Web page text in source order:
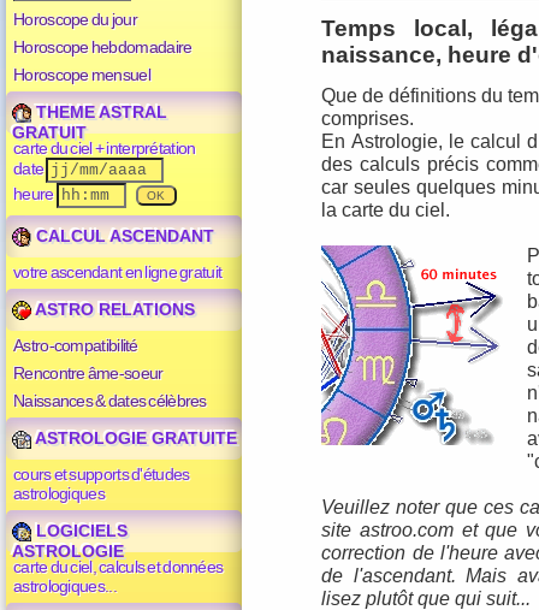
Horoscope du jour
Horoscope hebdomadaire
Horoscope mensuel
THEME ASTRAL
GRATUIT
carte du ciel + interprétation
date
heure
CALCUL ASCENDANT
votre ascendant en ligne gratuit
ASTRO RELATIONS
Astro-compatibilité
Rencontre âme-soeur
Naissances & dates célèbres
ASTROLOGIE GRATUITE
cours et supports d'études
astrologiques
LOGICIELS
ASTROLOGIE
carte du ciel, calculs et données
astrologiques...
Temps local,
naissance, heure
Que de définitions du
comprises.
En Astrologie, le calcul
des calculs précis
car seules quelques
lacarte du ciel.
Veuillez noter que ces
siteastroo.com et que
correction de l'heure
de l'ascendant. Mais
lisez plutôt que qui suit...